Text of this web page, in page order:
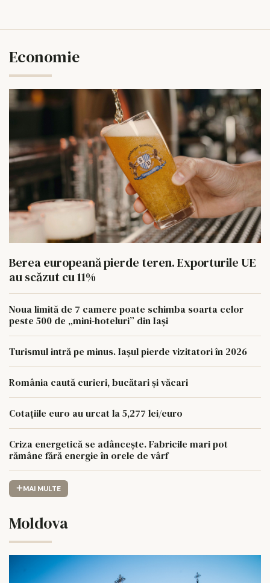
Economie
Berea europeană pierde teren. Exporturile UE
au scăzut cu 11%
Noua limită de 7 camere poate schimba soarta celor
peste 500 de „mini-hoteluri” din Iași
Turismul intră pe minus. Iașul pierde vizitatori în 2026
România caută curieri, bucătari și văcari
Cotațiile euro au urcat la 5,277 lei/euro
Criza energetică se adâncește. Fabricile mari pot
rămâne fără energie în orele de vârf
MAI MULTE
Moldova